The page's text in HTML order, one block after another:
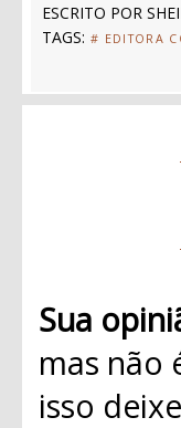
ESCRITO POR
TAGS: # EDITORA
Sua
mas não
isso